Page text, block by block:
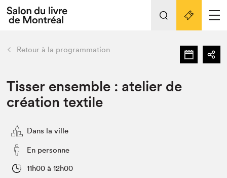
L'événement
Préparer sa visite au Salon
SLM PRO
retour Nos activités
Préparer sa visite
Salon au Palais
Salon dans la ville et en ligne
Liens pratiques
Retour à la programmation
Tisser ensemble : atelier de
création textile
Dans la ville
En personne
11h00 à 12h00